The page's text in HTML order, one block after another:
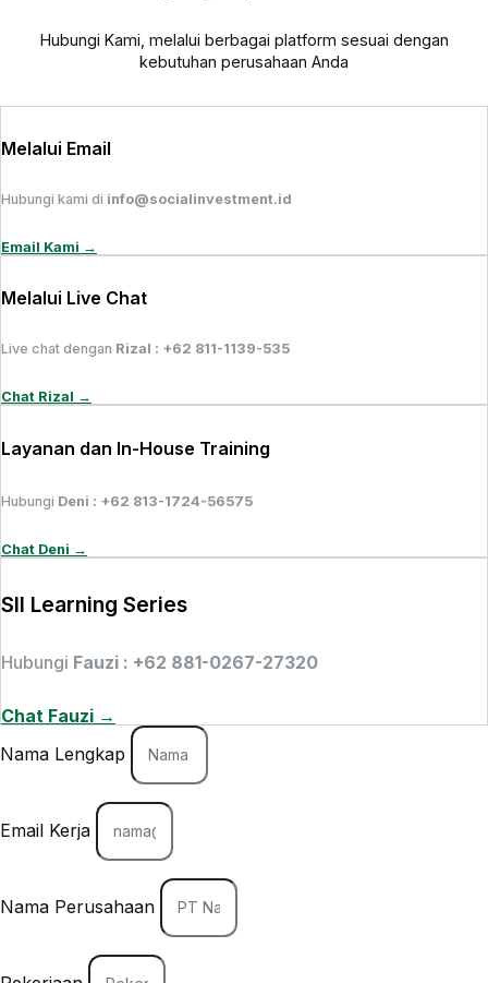
Hubungi Kami, melalui berbagai platform sesuai dengan
kebutuhan perusahaan Anda
Melalui Email
Hubungi kami di info@socialinvestment.id
Email Kami →
Melalui Live Chat
Live chat dengan Rizal : +62 811-1139-535
Chat Rizal →
Layanan dan In-House Training
Hubungi Deni : +62 813-1724-56575
Chat Deni →
SII Learning Series
Hubungi Fauzi : +62 881-0267-27320
Chat Fauzi →
Nama Lengkap
Email Kerja
Nama Perusahaan